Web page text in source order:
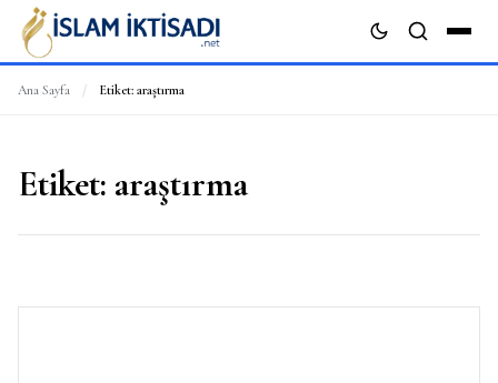
Ana Sayfa / Etiket: araştırma
Etiket: araştırma